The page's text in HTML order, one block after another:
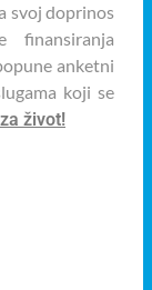
svoj doprinos
finansiranja
anketni
koji se
život!